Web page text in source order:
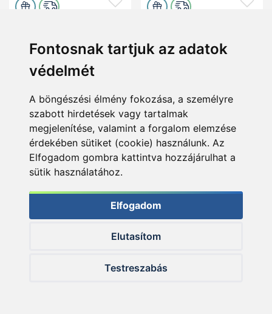
Fontosnak tartjuk az adatok
védelmét
A böngészési élmény fokozása, a személyre
szabott hirdetések vagy tartalmak
megjelenítése, valamint a forgalom elemzése
érdekében sütiket (cookie) használunk. Az
Elfogadom gombra kattintva hozzájárulhat a
sütik használatához.
Elfogadom
Elutasítom
Testreszabás
HALDORÁDÓ Kaiwo
Travel Spin 240XH bot
+ orsó szett
HALDORÁDÓ Kaiwo
Travel Spin 240MH
bot + orsó szett